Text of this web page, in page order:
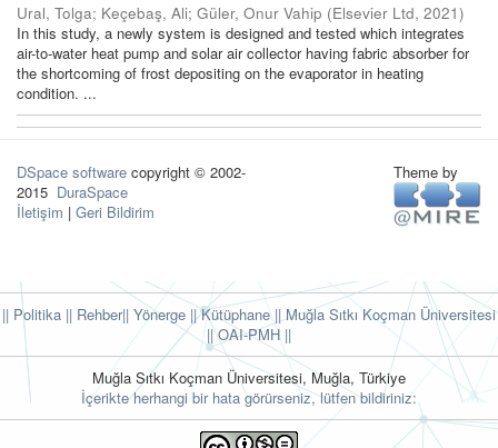
Ural, Tolga; Keçebaş, Ali; Güler, Onur Vahip (Elsevier Ltd, 2021)
In this study, a newly system is designed and tested which integrates
air-to-water heat pump and solar air collector having fabric absorber for
the shortcoming of frost depositing on the evaporator in heating
condition. ...
DSpace software copyright © 2002-
2015 DuraSpace
İletişim | Geri Bildirim
Theme by
|| Politika || Rehber|| Yönerge || Kütüphane|| Muğla Sıtkı Koçman Üniversitesi
||OAI-PMH ||
Muğla Sıtkı Koçman Üniversitesi, Muğla, Türkiye
İçerikte herhangi bir hata görürseniz, lütfen bildiriniz: